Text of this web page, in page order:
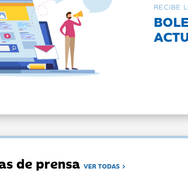
RECIBE
de prensaVER TODAS